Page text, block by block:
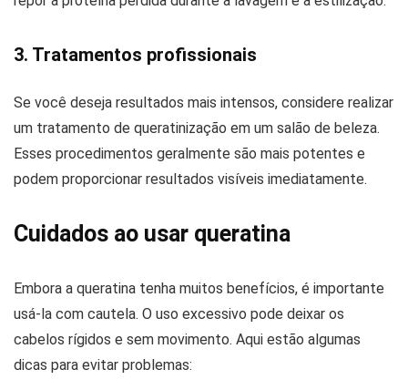
3. Tratamentos profissionais
Se você deseja resultados mais intensos, considere realizar
um tratamento de queratinização em um salão de beleza.
Esses procedimentos geralmente são mais potentes e
podem proporcionar resultados visíveis imediatamente.
Cuidados ao usar queratina
Embora a queratina tenha muitos benefícios, é importante
usá-la com cautela. O uso excessivo pode deixar os
cabelos rígidos e sem movimento. Aqui estão algumas
dicas para evitar problemas: